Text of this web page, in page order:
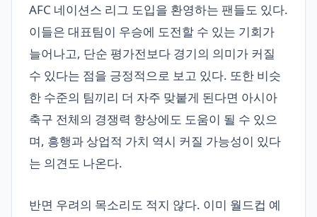
AFC 네이션스 리그 도입을 환영하는 팬들도 있다.
이들은 대표팀이 우승에 도전할 수 있는 기회가
늘어나고, 단순 평가전보다 경기의 의미가 커질
수 있다는 점을 긍정적으로 보고 있다. 또한 비슷
한 수준의 팀끼리 더 자주 맞붙게 된다면 아시아
축구 전체의 경쟁력 향상에도 도움이 될 수 있으
며, 흥행과 상업적 가치 역시 커질 가능성이 있다
는 의견도 나온다.
반면 우려의 목소리도 적지 않다. 이미 월드컵 예